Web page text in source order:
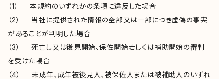
（1） 本規約のいずれかの条項に違反した場合
（2） 当社に提供された情報の全部又は一部につき虚偽の事実
があることが判明した場合
（3） 死亡し又は後見開始、保佐開始若しくは補助開始の審判
を受けた場合
（4） 未成年、成年被後見人、被保佐人または被補助人のいずれ